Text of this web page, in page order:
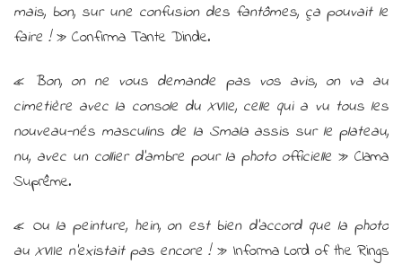
mais, bon, sur une confusion des fantômes, ça pouvait le
faire !» Confirma Tante Dinde.
« Bon, on ne vous demande pas vos avis, on va au
cimetière avec la console du XVIIe, celle qui a vu tous les
nouveau-nés masculins de la Smala assis sur le plateau,
nu, avec un collier d’ambre pour la photo officielle » Clama
Suprême.
« Ou la peinture, hein, on est bien d’accord que la photo
au XVIIe n’existait pas encore !» Informa Lord of the Rings